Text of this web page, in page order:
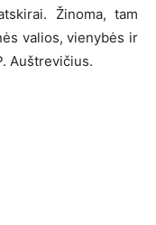
Žinoma, tam
valios, vienybės ir
Auštrevičius.